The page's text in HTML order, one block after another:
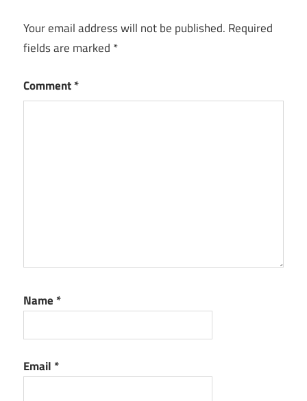
Your email address will not be published. Required
fields are marked *
Comment*
Name *
Email *